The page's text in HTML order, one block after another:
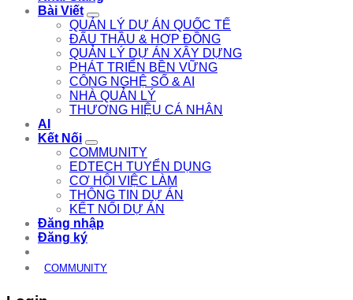
Bài Viết
QUẢN LÝ DỰ ÁN QUỐC TẾ
ĐẤU THẦU & HỢP ĐỒNG
QUẢN LÝ DỰ ÁN XÂY DỰNG
PHÁT TRIỂN BỀN VỮNG
CÔNG NGHỆ SỐ & AI
NHÀ QUẢN LÝ
THƯƠNG HIỆU CÁ NHÂN
AI
Kết Nối
COMMUNITY
EDTECH TUYỂN DỤNG
CƠ HỘI VIỆC LÀM
THÔNG TIN DỰ ÁN
KẾT NỐI DỰ ÁN
Đăng nhập
Đăng ký
COMMUNITY